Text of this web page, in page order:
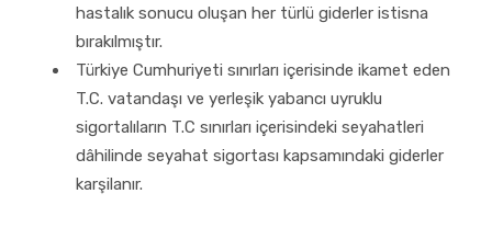
hastalık sonucu oluşan her türlü giderler istisna
bırakılmıştır.
Türkiye Cumhuriyeti sınırları içerisinde ikamet eden
T.C. vatandaşı ve yerleşik yabancı uyruklu
sigortalıların T.C sınırları içerisindeki seyahatleri
dâhilinde seyahat sigortası kapsamındaki giderler
karşilanır.